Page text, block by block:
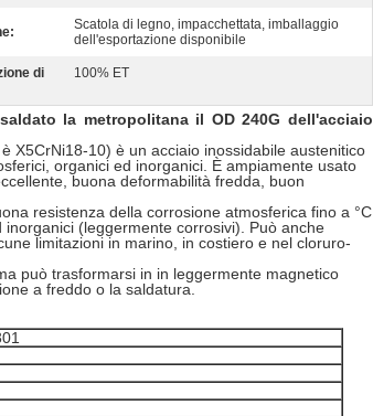
Scatola di legno, impacchettata, imballaggio
dell'esportazione disponibile
di
100% ET
la metropolitana il OD 240G dell'acciaio
X5CrNi18-10) è un acciaio inossidabile austenitico
organici ed inorganici. È ampiamente usato
buona deformabilità fredda, buon
resistenza della corrosione atmosferica fino a °C
(leggermente corrosivi). Può anche
limitazioni in marino, in costiero e nel cloruro-
può trasformarsi in in leggermente magnetico
a freddo o la saldatura.